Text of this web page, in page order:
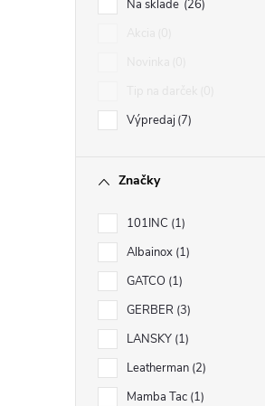
Na sklade 26
Výpredaj 7
Značky
101INC 1
Albainox 1
GATCO 1
GERBER 3
LANSKY 1
Leatherman 2
Mamba Tac 1